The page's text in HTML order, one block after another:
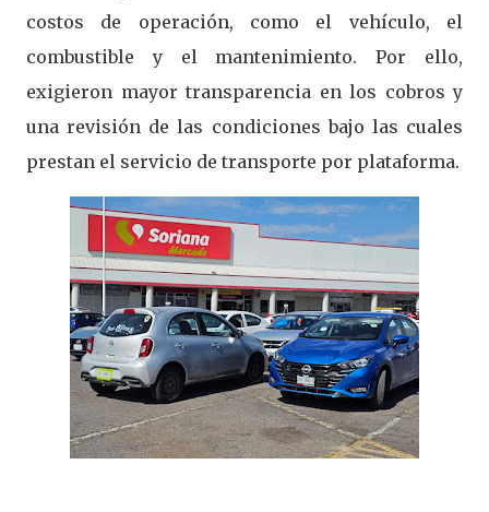
costos de operación, como el vehículo, el
combustible y el mantenimiento. Por ello,
exigieron mayor transparencia en los cobros y
una revisión de las condiciones bajo las cuales
prestan el servicio de transporte por plataforma.